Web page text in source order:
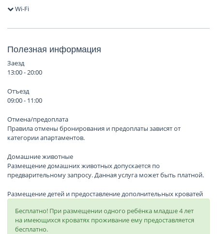
Wi-Fi
Полезная информация
Заезд
13:00 - 20:00
Отъезд
09:00 - 11:00
Отмена/предоплата
Правила отмены бронирования и предоплаты зависят от
категории апартаментов.
Домашние животные
Размещение домашних животных допускается по
предварительному запросу. Данная услуга может быть платной.
Размещение детей и предоставление дополнительных кроватей
Бесплатно! При размещении одного ребёнка младше 4 лет
на имеющихся кроватях проживание ему предоставляется
бесплатно.